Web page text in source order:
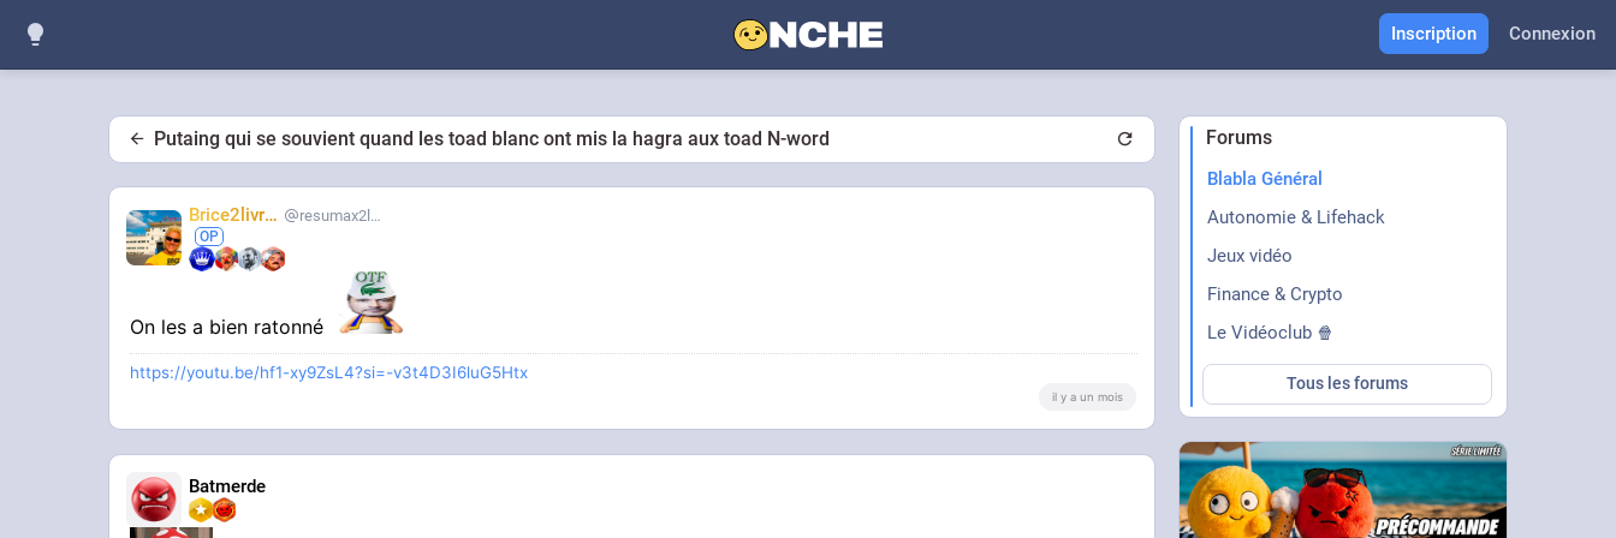
Inscription Connexion
Putaing qui se souvient quand les toad blanc ont mis la hagra aux toad N-word
Brice2livres resumax2livres
On les a bien ratonné
https://youtu.be/hf1-xy9ZsL4?si=-v3t4D3I6luG5Htx
il y a un mois
Batmerde
Forums
Blabla Général
Autonomie & Lifehack
Jeux vidéo
Finance & Crypto
Le Vidéoclub 🍿
Tous les forums